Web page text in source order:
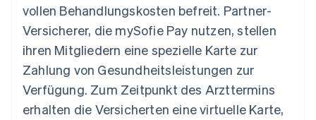
Betrugsprävention
Atlas
Start-up-Gründung
Climate
CO₂-Entnahme
Ecosystem
Partner
Stripe App-Marktplatz
vollen Behandlungskosten befreit. Partner-
Versicherer, die mySofie Pay nutzen, stellen
ihren Mitgliedern eine spezielle Karte zur
Zahlung von Gesundheitsleistungen zur
Verfügung. Zum Zeitpunkt des Arzttermins
erhalten die Versicherten eine virtuelle Karte,